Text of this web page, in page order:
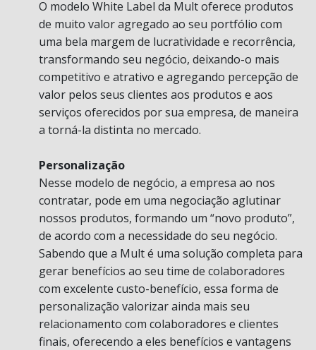
O modelo White Label da Mult oferece produtos
de muito valor agregado ao seu portfólio com
uma bela margem de lucratividade e recorrência,
transformando seu negócio, deixando-o mais
competitivo e atrativo e agregando percepção de
valor pelos seus clientes aos produtos e aos
serviços oferecidos por sua empresa, de maneira
a torná-la distinta no mercado.
Personalização
Nesse modelo de negócio, a empresa ao nos
contratar, pode em uma negociação aglutinar
nossos produtos, formando um “novo produto”,
de acordo com a necessidade do seu negócio.
Sabendo que a Mult é uma solução completa para
gerar benefícios ao seu time de colaboradores
com excelente custo-benefício, essa forma de
personalização valorizar ainda mais seu
relacionamento com colaboradores e clientes
finais, oferecendo a eles benefícios e vantagens